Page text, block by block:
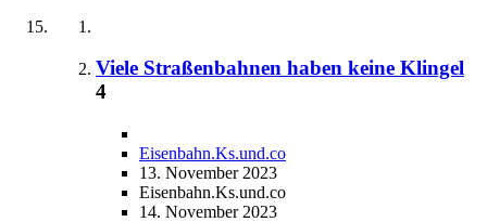
Viele Straßenbahnen haben keine Klingel
4
Eisenbahn.Ks.und.co
13. November 2023
Eisenbahn.Ks.und.co
14. November 2023